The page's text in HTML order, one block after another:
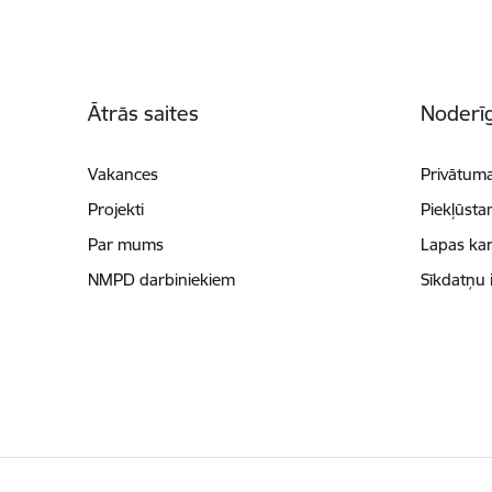
Ātrās saites
Vakances
Projekti
Par mums
NMPD darbiniekiem
Lapas
Sīkdatņu